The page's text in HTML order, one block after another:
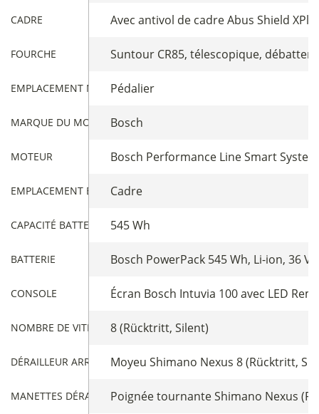
CADRE Avec antivol de cadre Abus Shield
FOURCHE Suntour CR85, télescopique,
EMPLACEMENT MOTEURPédalier
MARQUE DU MOTEURBosch
MOTEUR Bosch Performance Line Smart
EMPLACEMENT BATTERIE
Cadre
CAPACITÉ BATTERIE 545 Wh
BATTERIE Bosch PowerPack 545 Wh, Li-ion, 36 V
CONSOLE Écran Bosch Intuvia 100 avec LED
NOMBRE DE VITESSES8 (Rücktritt, Silent)
DÉRAILLEUR ARRIÈRE Moyeu Shimano Nexus 8 (Rücktritt,
MANETTES DÉRAILLEURPoignée tournante Shimano Nexus